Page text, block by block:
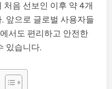
음 선보인 이후 약 4개
앞으로 글로벌 사용자들
서도 편리하고 안전한
있습니다.